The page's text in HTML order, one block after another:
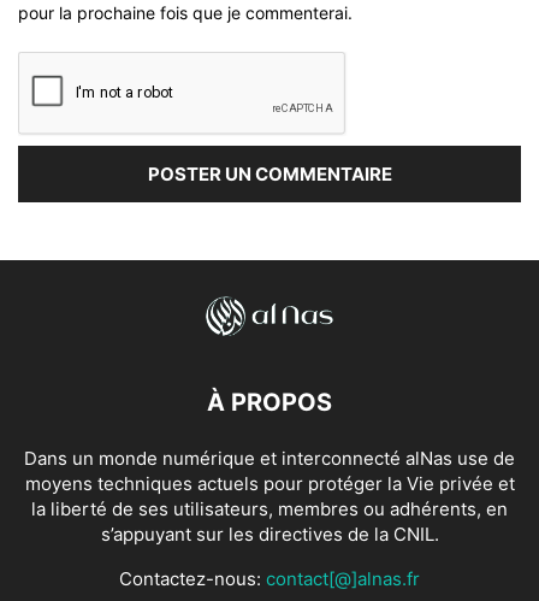
pour la prochaine fois que je commenterai.
À PROPOS
Dans un monde numérique et interconnecté alNas use de
moyens techniques actuels pour protéger la Vie privée et
la liberté de ses utilisateurs, membres ou adhérents, en
s’appuyant sur les directives de la CNIL.
Contactez-nous: contact[@]alnas.fr